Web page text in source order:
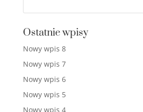
Ostatnie wpisy
Nowy wpis 8
Nowy wpis 7
Nowy wpis 6
Nowy wpis 5
Nowy wpis 4